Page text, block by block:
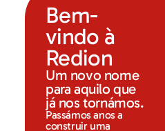
Bem-
vindo à
Redion
Um novo nome
para aquilo que
já nos tornámos.
Passámos anos a
construir uma